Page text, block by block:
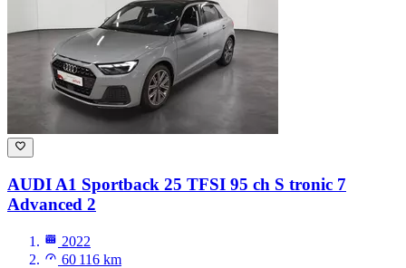
AUDI A1 Sportback 25 TFSI 95 ch S tronic 7
Advanced 2
2022
60 116 km